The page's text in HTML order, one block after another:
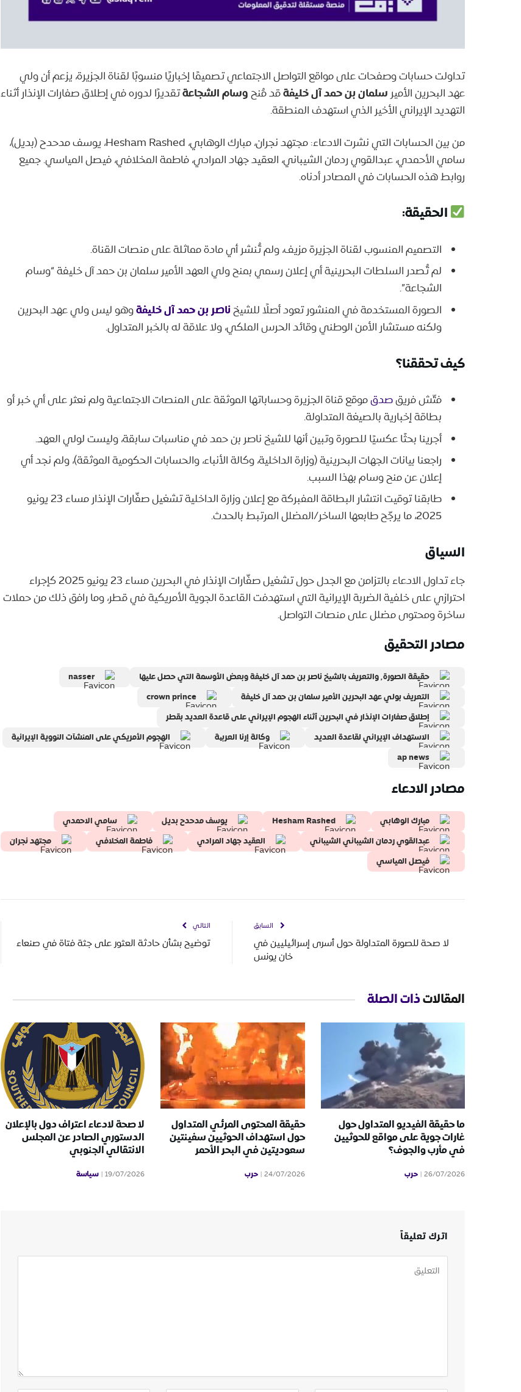
تداولت حسابات وصفحات على مواقع التواصل الاجتماعي تصميمًا إخباريًا منسوبًا لقناة الجزيرة، يزعم أن ولي
عهد البحرين الأمير سلمان بن حمد آل خليفةقد مُنحوسام الشجاعةتقديرًا لدوره في إطلاق صفارات الإنذار أثناء
التهديد الإيراني الأخير الذي استهدف المنطقة.
من بين الحسابات التي نشرت الادعاء: مجتهد نجران، مبارك الوهابي، Hesham Rashed، يوسف مدحدح (بديل)،
سامي الأحمدي، عبدالقوي ردمان الشيباني، العقيد جهاد المرادي، فاطمة المخلافي، فيصل المياسي. جميع
روابط هذه الحسابات في المصادر أدناه.
الحقيقة:
التصميم المنسوب لقناة الجزيرة مزيف، ولم تُنشر أي مادة مماثلة على منصات القناة.
لم تُصدر السلطات البحرينية أي إعلان رسمي بمنح ولي العهد الأمير سلمان بن حمد آل خليفة “وسام
الشجاعة”.
الصورة المستخدمة في المنشور تعود أصلًا للشيخناصر بن حمد آل خليفةوهو ليس ولي عهد البحرين
ولكنه مستشار الأمن الوطني وقائد الحرس الملكي، ولا علاقة له بالخبر المتداول.
كيف تحققنا؟
فتّش فريقصدقموقع قناة الجزيرة وحساباتها الموثقة على المنصات الاجتماعية ولم نعثر على أي خبر أو
بطاقة إخبارية بالصيغة المتداولة.
أجرينا بحثًا عكسيًا للصورة وتبين أنها للشيخ ناصر بن حمد في مناسبات سابقة، وليست لولي العهد.
راجعنا بيانات الجهات البحرينية (وزارة الداخلية، وكالة الأنباء، والحسابات الحكومية الموثقة)، ولم نجد أي
إعلان عن منح وسام بهذا السبب.
طابقنا توقيت انتشار البطاقة المفبركة مع إعلان وزارة الداخلية تشغيل صفّارات الإنذار مساء 23 يونيو
2025، ما يرجّح طابعها الساخر/المضلل المرتبط بالحدث.
السياق
جاء تداول الادعاء بالتزامن مع الجدل حول تشغيل صفّارات الإنذار في البحرين مساء 23 يونيو 2025 كإجراء
احترازي على خلفية الضربة الإيرانية التي استهدفت القاعدة الجوية الأمريكية في قطر، وما رافق ذلك من حملات
ساخرة ومحتوى مضلل على منصات التواصل.
مصادر التحقيق
حقيقة الصورة٬ والتعريف بالشيخ ناصر بن حمد آل خليفة وبعض الأوسمة التي حصل عليها
nasser
التعريف بولي عهد البحرين الأمير سلمان بن حمد آل خليفة
crown prince
إطلاق صفارات الإنذار في البحرين أثناء الهجوم الإيراني على قاعدة العديد بقطر
الاستهداف الإيراني لقاعدة العديد
وكالة إرنا العربیة
الهجوم الأمريكي على المنشآت النووية الإيرانية
ap news
مصادر الادعاء
مبارك الوهابي Hesham Rashed يوسف مدحدح بديل
سامي الاحمدي
عبدالقوي ردمان الشيباني الشيباني
العقيد جهاد المرادي فاطمة المخلافي
مجتهد نجران
فيصل المياسي
السابق
لا صحة للصورة المتداولة حول أسرى إسرائيليين في
خان يونس
التالي
توضيح بشأن حادثة العثور على جثة فتاة في صنعاء
المقالاتذات الصلة
ما حقيقة الفيديو المتداول حول
غارات جوية على مواقع للحوثيين
في مأرب والجوف؟
26/07/2026 حرب
حقيقة المحتوى المرئي المتداول
حول استهداف الحوثيين سفينتين
سعوديتين في البحر الأحمر
24/07/2026 حرب
لا صحة لادعاء اعتراف دول بالإعلان
الدستوري الصادر عن المجلس
الانتقالي الجنوبي
19/07/2026 سياسة
اترك تعليقاً